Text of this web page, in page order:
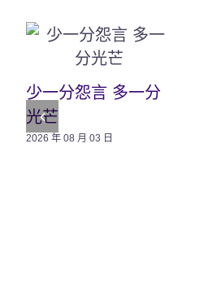
少一分怨言 多一分
光芒
2026 年 08 月 03 日